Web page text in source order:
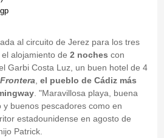
al circuito de Jerez para los tres
alojamiento de 2 noches con
Garbi Costa Luz, un buen hotel de 4
el pueblo de Cádiz más
. "Maravillosa playa, buena
buenos pescadores como en
estadounidense en agosto de
Patrick.